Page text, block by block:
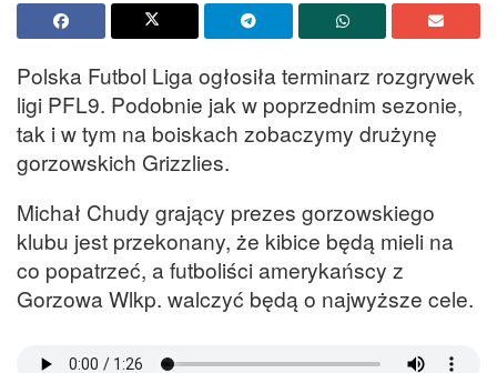
Polska Futbol Liga ogłosiła terminarz rozgrywek
ligi PFL9. Podobnie jak w poprzednim sezonie,
tak i w tym na boiskach zobaczymy drużynę
gorzowskich Grizzlies.
Michał Chudy grający prezes gorzowskiego
klubu jest przekonany, że kibice będą mieli na
co popatrzeć, a futboliści amerykańscy z
Gorzowa Wlkp. walczyć będą o najwyższe cele.